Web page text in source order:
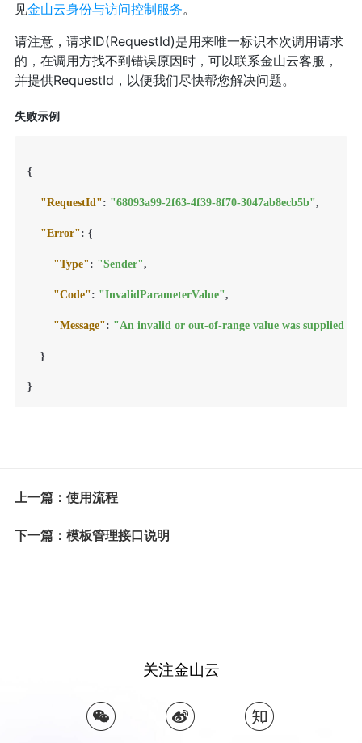
见金山云身份与访问控制服务。
请注意，请求ID(RequestId)是用来唯一标识本次调用请求
的，在调用方找不到错误原因时，可以联系金山云客服，
并提供RequestId，以便我们尽快帮您解决问题。
失败示例
{
"RequestId": "68093a99-2f63-4f39-8f70-3047ab8ecb5b",
"Error": {
"Type": "Sender",
"Code": "InvalidParameterValue",
"Message": "An invalid or out-of-range value was supplied
}
}
上一篇：使用流程
下一篇：模板管理接口说明
关注金山云